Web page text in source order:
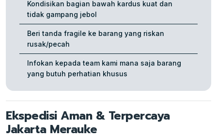
Kondisikan bagian bawah kardus kuat dan
tidak gampang jebol
Beri tanda fragile ke barang yang riskan
rusak/pecah
Infokan kepada team kami mana saja barang
yang butuh perhatian khusus
Ekspedisi Aman & Terpercaya
Jakarta Merauke